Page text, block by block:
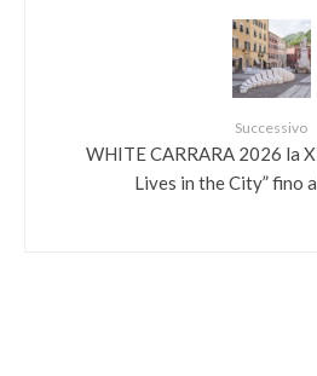
Successivo
WHITE CARRARA 2026 la
Lives in the City” fino